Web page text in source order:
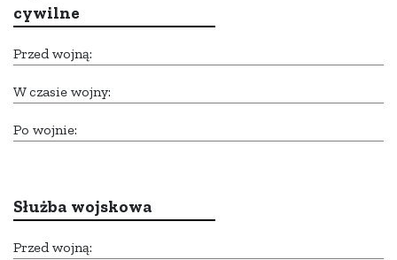
cywilne
Przed wojną:
W czasie wojny:
Po wojnie:
Służba wojskowa
Przed wojną: